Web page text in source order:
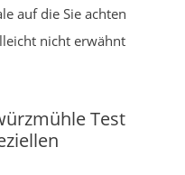
auf die Sie achten
nicht erwähnt
Test